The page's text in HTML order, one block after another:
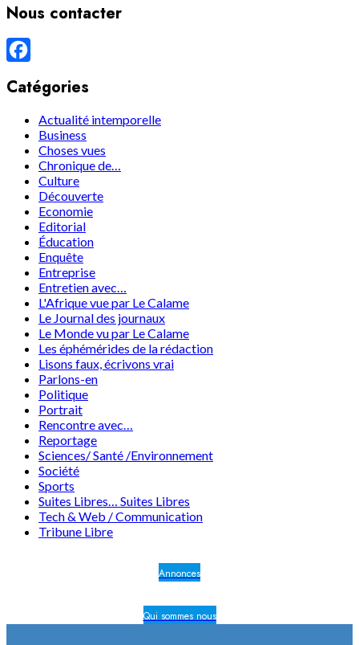
Nous contacter
Catégories
Actualité intemporelle
Business
Choses vues
Chronique de…
Culture
Découverte
Economie
Editorial
Éducation
Enquête
Entreprise
Entretien avec…
L'Afrique vue par Le Calame
Le Journal des journaux
Le Monde vu par Le Calame
Les éphémérides de la rédaction
Lisons faux, écrivons vrai
Parlons-en
Politique
Portrait
Rencontre avec…
Reportage
Sciences/ Santé /Environnement
Société
Sports
Suites Libres… Suites Libres
Tech & Web / Communication
Tribune Libre
Annonces
Qui sommes nous